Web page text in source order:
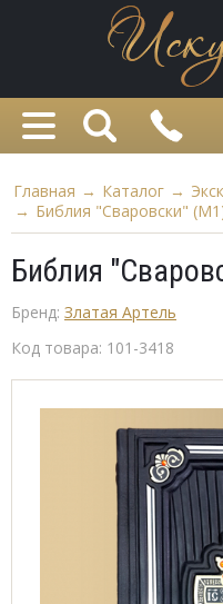
Главная → Каталог →
→ Библия "Сваровски"
Библия
Бренд: Златая Артель
Код товара: 101-3418